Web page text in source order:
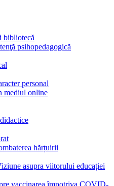
bibliotecă
psihopedagogică
personal
mediul online
hărțuirii
asupra viitorului educației
vaccinarea împotriva COVID-